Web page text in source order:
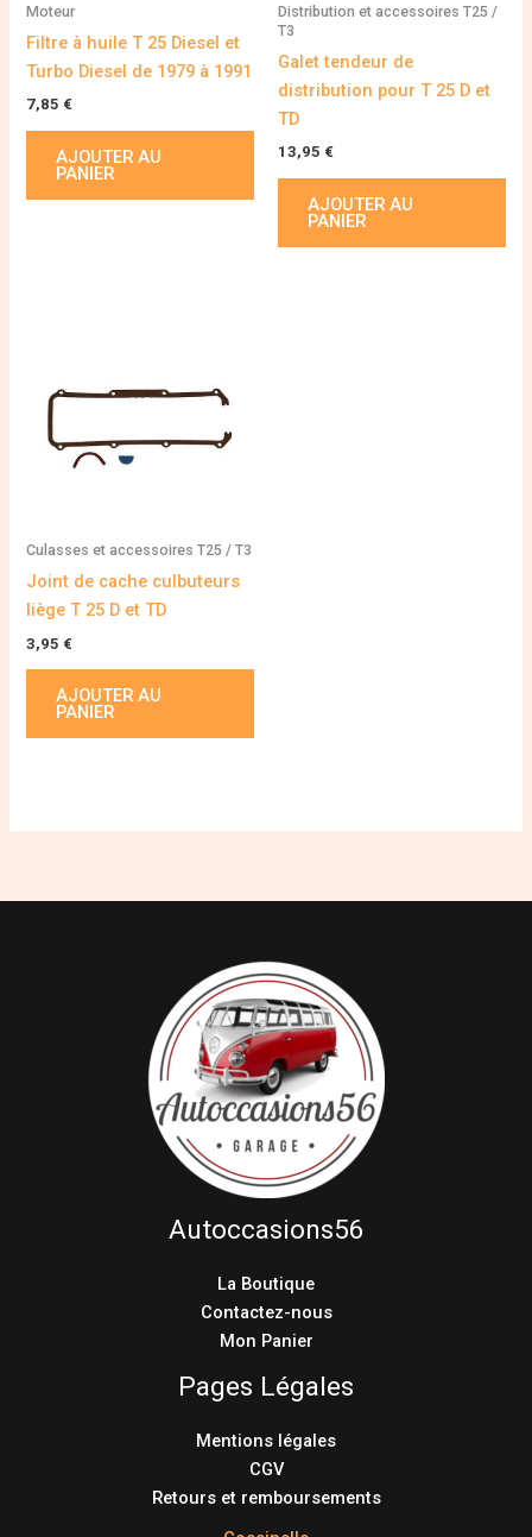
Moteur
Filtre à huile T 25 Diesel et
Turbo Diesel de 1979 à 1991
7,85 €
AJOUTER AU
PANIER
Distribution et accessoires T25 /
T3
Galet tendeur de
distribution pour T 25 D et
TD
13,95 €
AJOUTER AU
PANIER
Culasses et accessoires T25 / T3
Joint de cache culbuteurs
liège T 25 D et TD
3,95 €
AJOUTER AU
PANIER
Autoccasions56
La Boutique
Contactez-nous
Mon Panier
Pages Légales
Mentions légales
CGV
Retours et remboursements